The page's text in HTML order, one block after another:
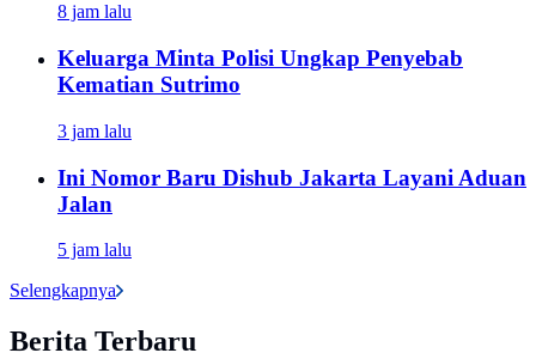
8 jam lalu
Keluarga Minta Polisi Ungkap Penyebab
Kematian Sutrimo
3 jam lalu
Ini Nomor Baru Dishub Jakarta Layani Aduan
Jalan
5 jam lalu
Selengkapnya
Berita Terbaru